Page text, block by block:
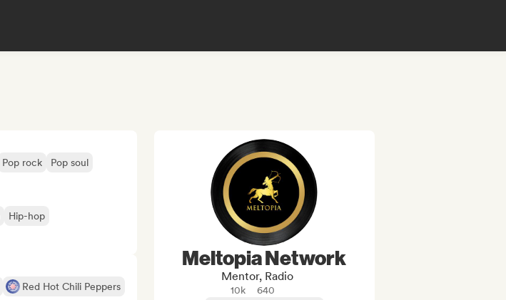
Pop rock
Pop soul
Hip-hop
Red Hot Chili Peppers
Meltopia Network
Mentor, Radio
10k
640